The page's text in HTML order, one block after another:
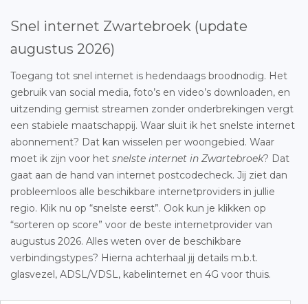
Snel internet Zwartebroek (update
augustus 2026)
Toegang tot snel internet is hedendaags broodnodig. Het
gebruik van social media, foto’s en video’s downloaden, en
uitzending gemist streamen zonder onderbrekingen vergt
een stabiele maatschappij. Waar sluit ik het snelste internet
abonnement? Dat kan wisselen per woongebied. Waar
moet ik zijn voor het snelste internet in Zwartebroek? Dat
gaat aan de hand van internet postcodecheck. Jij ziet dan
probleemloos alle beschikbare internetproviders in jullie
regio. Klik nu op “snelste eerst”. Ook kun je klikken op
“sorteren op score” voor de beste internetprovider van
augustus 2026. Alles weten over de beschikbare
verbindingstypes? Hierna achterhaal jij details m.b.t.
glasvezel, ADSL/VDSL, kabelinternet en 4G voor thuis.